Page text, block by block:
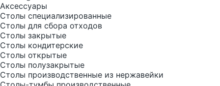
Аксессуары
Столы специализированные
Столы для сбора отходов
Столы закрытые
Столы кондитерские
Столы открытые
Столы полузакрытые
Столы производственные из нержавейки